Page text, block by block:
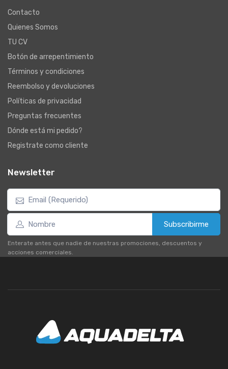
Contacto
Quienes Somos
TU CV
Botón de arrepentimiento
Términos y condiciones
Reembolso y devoluciones
Políticas de privacidad
Preguntas frecuentes
Dónde está mi pedido?
Registrate como cliente
Newsletter
Subscribirme
Enterate antes que nadie de nuestras promociones, descuentos y
acciones comerciales.